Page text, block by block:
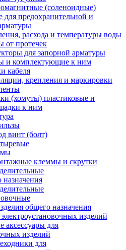
(соленоидные)
предохранительной и
расхода и температуры воды
от протечек
для запорной арматуры
и комплектующие к ним
кабеля
крепления и маркировки
(хомуты) пластиковые и
к ним
винт (болт)
клеммы и скрутки
общего назначения
изделий
аксессуары для
изделий
для